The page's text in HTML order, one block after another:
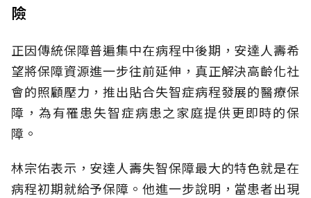
險
正因傳統保障普遍集中在病程中後期，安達人壽希
望將保障資源進一步往前延伸，真正解決高齡化社
會的照顧壓力，推出貼合失智症病程發展的醫療保
障，為有罹患失智症病患之家庭提供更即時的保
障。
林宗佑表示，安達人壽失智保障最大的特色就是在
病程初期就給予保障。他進一步說明，當患者出現